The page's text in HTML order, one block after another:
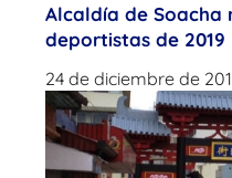
Alcaldía de Soacha
deportistas de 2019
24 de diciembre de